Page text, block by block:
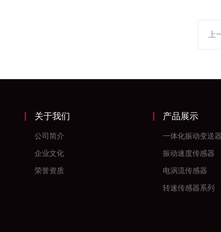
上
关于我们
公司简介
企业文化
荣誉资质
产品展示
一体化振动变送
振动速度传感器
电涡流传感器
转速传感器系列